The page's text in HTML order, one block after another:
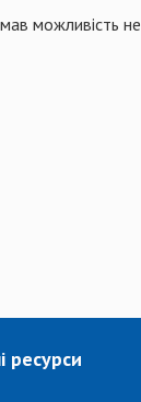
можливість не
ресурси